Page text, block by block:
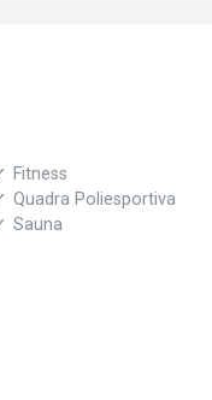
Fitness
Quadra Poliesportiva
Sauna